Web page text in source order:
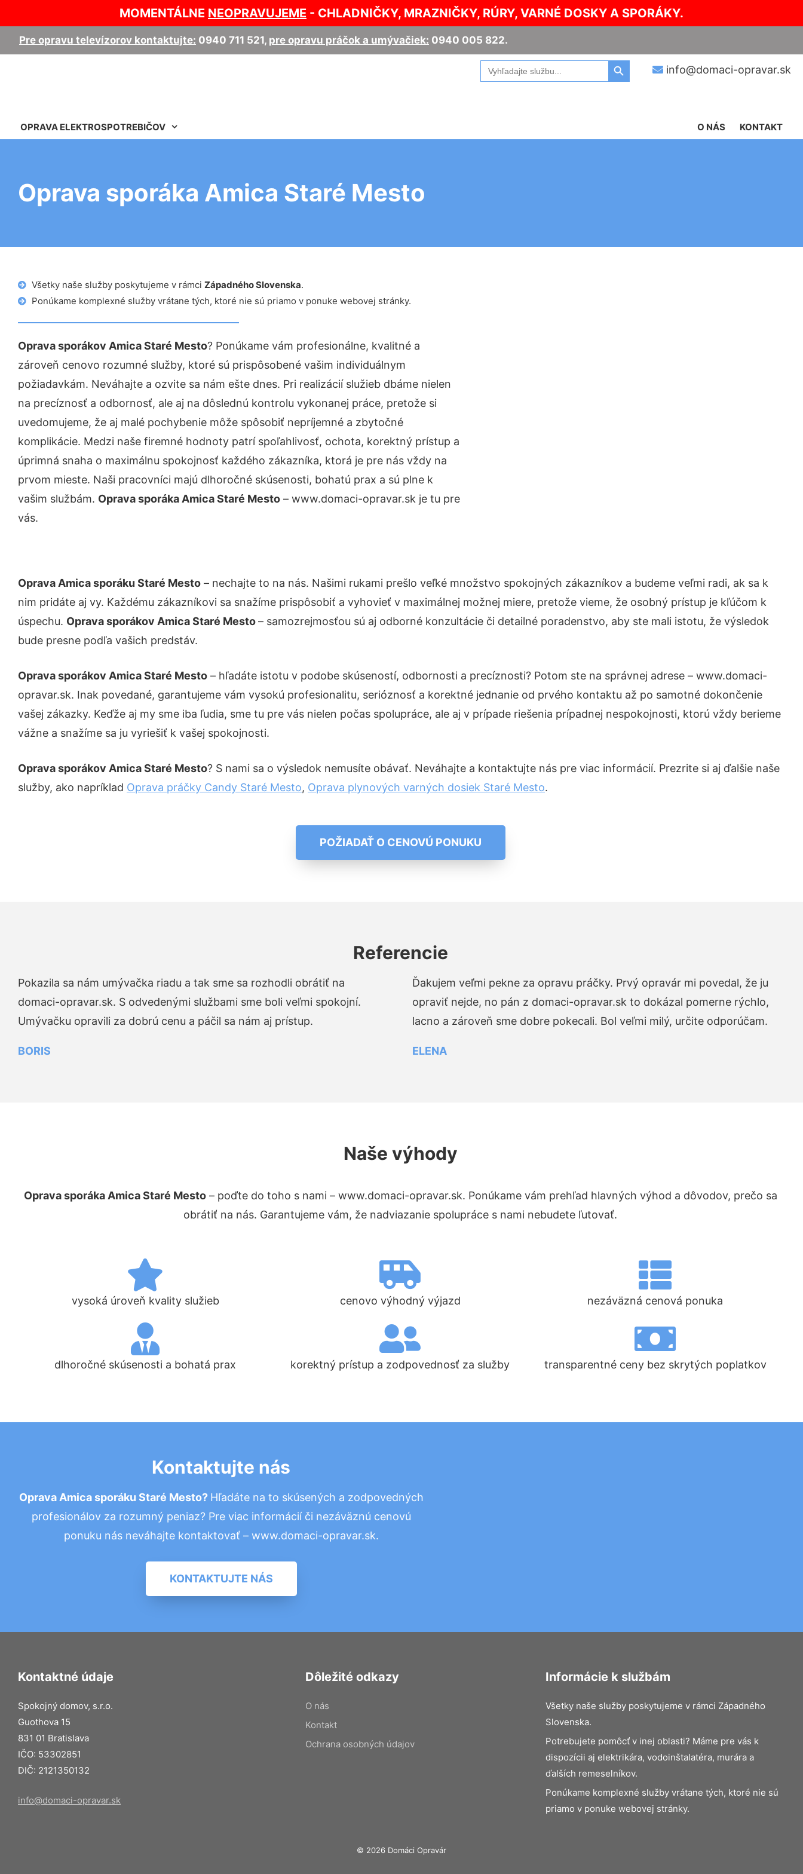
MOMENTÁLNE NEOPRAVUJEME - CHLADNIČKY, MRAZNIČKY, RÚRY, VARNÉ DOSKY A SPORÁKY.
Pre opravu televízorov kontaktujte: 0940 711 521, pre opravu práčok a umývačiek: 0940 005 822.
info@domaci-opravar.sk
Search
for:
Search Button
OPRAVA ELEKTROSPOTREBIČOV KONTAKT
O NÁS
Oprava sporáka Amica Staré Mesto
Všetky naše služby poskytujeme v rámci Západného Slovenska.
Ponúkame komplexné služby vrátane tých, ktoré nie sú priamo v ponuke webovej stránky.
Oprava sporákov Amica Staré Mesto? Ponúkame vám profesionálne, kvalitné a
zároveň cenovo rozumné služby, ktoré sú prispôsobené vašim individuálnym
požiadavkám. Neváhajte a ozvite sa nám ešte dnes. Pri realizácií služieb dbáme nielen
na precíznosť a odbornosť, ale aj na dôslednú kontrolu vykonanej práce, pretože si
uvedomujeme, že aj malé pochybenie môže spôsobiť nepríjemné a zbytočné
komplikácie. Medzi naše firemné hodnoty patrí spoľahlivosť, ochota, korektný prístup a
úprimná snaha o maximálnu spokojnosť každého zákazníka, ktorá je pre nás vždy na
prvom mieste. Naši pracovníci majú dlhoročné skúsenosti, bohatú prax a sú plne k
vašim službám. Oprava sporáka Amica Staré Mesto – www.domaci-opravar.sk je tu pre
vás.
Oprava Amica sporáku Staré Mesto – nechajte to na nás. Našimi rukami prešlo veľké množstvo spokojných zákazníkov a budeme veľmi radi, ak sa k
nim pridáte aj vy. Každému zákazníkovi sa snažíme prispôsobiť a vyhovieť v maximálnej možnej miere, pretože vieme, že osobný prístup je kľúčom k
úspechu. Oprava sporákov Amica Staré Mesto– samozrejmosťou sú aj odborné konzultácie či detailné poradenstvo, aby ste mali istotu, že výsledok
bude presne podľa vašich predstáv.
Oprava sporákov Amica Staré Mesto – hľadáte istotu v podobe skúseností, odbornosti a precíznosti? Potom ste na správnej adrese – www.domaci-
opravar.sk. Inak povedané, garantujeme vám vysokú profesionalitu, serióznosť a korektné jednanie od prvého kontaktu až po samotné dokončenie
vašej zákazky. Keďže aj my sme iba ľudia, sme tu pre vás nielen počas spolupráce, ale aj v prípade riešenia prípadnej nespokojnosti, ktorú vždy berieme
vážne a snažíme sa ju vyriešiť k vašej spokojnosti.
Oprava sporákov Amica Staré Mesto? S nami sa o výsledok nemusíte obávať. Neváhajte a kontaktujte nás pre viac informácií. Prezrite si aj ďalšie naše
služby, ako napríklad Oprava práčky Candy Staré Mesto, Oprava plynových varných dosiek Staré Mesto.
POŽIADAŤ O CENOVÚ PONUKU
Referencie
Pokazila sa nám umývačka riadu a tak sme sa rozhodli obrátiť na
domaci-opravar.sk. S odvedenými službami sme boli veľmi spokojní.
Umývačku opravili za dobrú cenu a páčil sa nám aj prístup.
BORIS
Ďakujem veľmi pekne za opravu práčky. Prvý opravár mi povedal, že ju
opraviť nejde, no pán z domaci-opravar.sk to dokázal pomerne rýchlo,
lacno a zároveň sme dobre pokecali. Bol veľmi milý, určite odporúčam.
ELENA
Naše výhody
Oprava sporáka Amica Staré Mesto– poďte do toho s nami – www.domaci-opravar.sk. Ponúkame vám prehľad hlavných výhod a dôvodov, prečo sa
obrátiť na nás. Garantujeme vám, že nadviazanie spolupráce s nami nebudete ľutovať.
vysoká úroveň kvality služieb cenovo výhodný výjazd nezáväzná cenová ponuka
dlhoročné skúsenosti a bohatá prax korektný prístup a zodpovednosť za služby transparentné ceny bez skrytých poplatkov
Kontaktujte nás
Oprava Amica sporáku Staré Mesto? Hľadáte na to skúsených a zodpovedných
profesionálov za rozumný peniaz? Pre viac informácií či nezáväznú cenovú
ponuku nás neváhajte kontaktovať – www.domaci-opravar.sk.
KONTAKTUJTE NÁS
Kontaktné údaje
Spokojný domov, s.r.o.
Guothova 15
831 01 Bratislava
IČO: 53302851
DIČ: 2121350132
info@domaci-opravar.sk
Dôležité odkazy
O nás
Kontakt
Ochrana osobných údajov
Informácie k službám
Všetky naše služby poskytujeme v rámci Západného
Slovenska.
Potrebujete pomôcť v inej oblasti? Máme pre vás k
dispozícii aj elektrikára, vodoinštalatéra, murára a
ďalších remeselníkov.
Ponúkame komplexné služby vrátane tých, ktoré nie sú
priamo v ponuke webovej stránky.
© 2026 Domáci Opravár